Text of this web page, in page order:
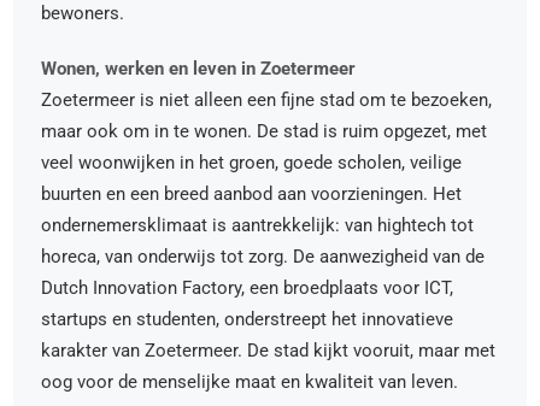
bewoners.
Wonen, werken en leven in Zoetermeer
Zoetermeer is niet alleen een fijne stad om te bezoeken,
maar ook om in te wonen. De stad is ruim opgezet, met
veel woonwijken in het groen, goede scholen, veilige
buurten en een breed aanbod aan voorzieningen. Het
ondernemersklimaat is aantrekkelijk: van hightech tot
horeca, van onderwijs tot zorg. De aanwezigheid van de
Dutch Innovation Factory, een broedplaats voor ICT,
startups en studenten, onderstreept het innovatieve
karakter van Zoetermeer. De stad kijkt vooruit, maar met
oog voor de menselijke maat en kwaliteit van leven.